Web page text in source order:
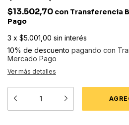
$13.502,70 con Transferencia
Pago
3 x $5.001,00 sin interés
10% de descuento pagando con
Mercado Pago
Ver más detalles